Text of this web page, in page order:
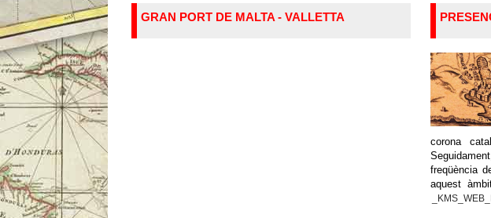
GRAN PORT DE MALTA - VALLETTA
corona
freqüència
aquest